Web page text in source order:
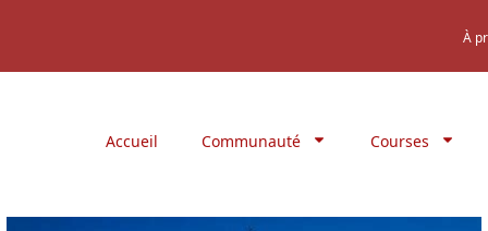
À
Accueil Communauté Courses